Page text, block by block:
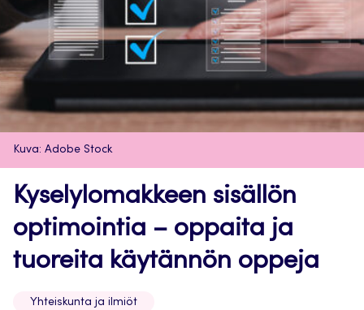
Kuva: Adobe Stock
Kyselylomakkeen sisällön
optimointia – oppaita ja
tuoreita käytännön oppeja
Yhteiskunta ja ilmiöt